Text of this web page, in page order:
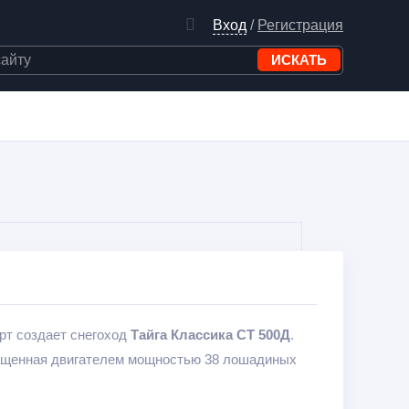
Вход / Регистрация
создает снегоход Тайга Классика СТ 500Д.
двигателем мощностью 38 лошадиных